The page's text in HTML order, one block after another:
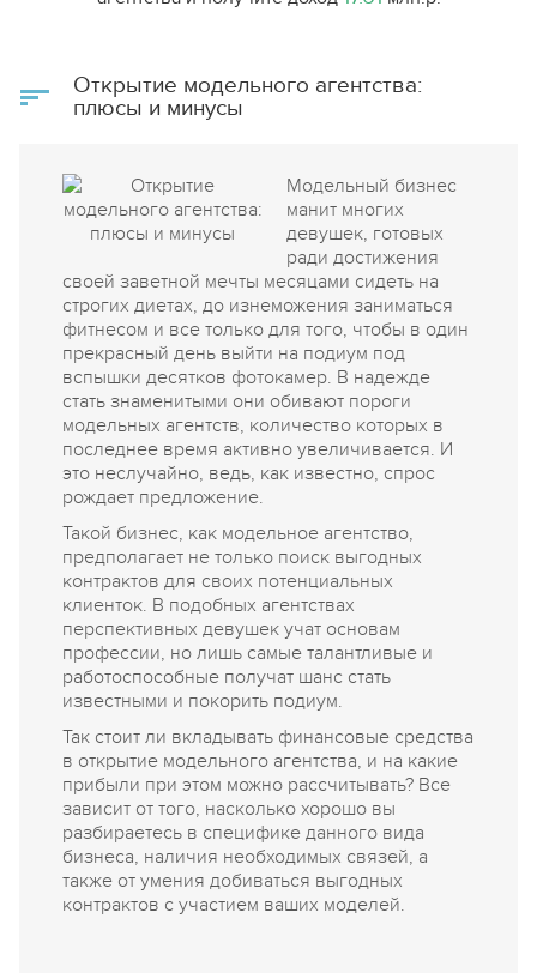
риски невозврата резко снижаются. Можно сказать,
что бизнес-план - это первая и самая важная
Открытие модельного агентства:
плюсы и минусы
Модельный бизнес
манит многих
девушек, готовых
ради достижения
своей заветной мечты месяцами сидеть на
строгих диетах, до изнеможения заниматься
фитнесом и все только для того, чтобы в один
прекрасный день выйти на подиум под
вспышки десятков фотокамер. В надежде
стать знаменитыми они обивают пороги
модельных агентств, количество которых в
последнее время активно увеличивается. И
это неслучайно, ведь, как известно, спрос
рождает предложение.
Такой бизнес, как модельное агентство,
предполагает не только поиск выгодных
контрактов для своих потенциальных
клиенток. В подобных агентствах
перспективных девушек учат основам
профессии, но лишь самые талантливые и
работоспособные получат шанс стать
известными и покорить подиум.
Так стоит ли вкладывать финансовые средства
в открытие модельного агентства, и на какие
прибыли при этом можно рассчитывать? Все
зависит от того, насколько хорошо вы
разбираетесь в специфике данного вида
бизнеса, наличия необходимых связей, а
также от умения добиваться выгодных
контрактов с участием ваших моделей.